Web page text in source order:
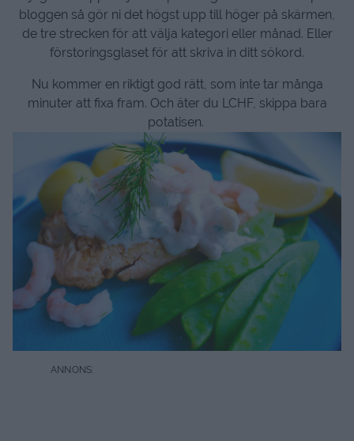
bloggen så gör ni det högst upp till höger på skärmen,
de tre strecken för att välja kategori eller månad. Eller
förstoringsglaset för att skriva in ditt sökord.
Nu kommer en riktigt god rätt, som inte tar många
minuter att fixa fram. Och äter du LCHF, skippa bara
potatisen.